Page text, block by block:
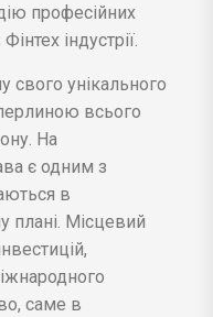
професійних
індустрії.
свого унікального
всього
На
є одним з
в
плані. Місцевий
саме в